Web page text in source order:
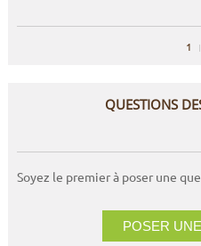
1
QUESTIONS
Soyez le premier à poser une
POSER